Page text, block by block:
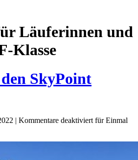
Läuferinnen und
Klasse
SkyPoint
| Kommentare deaktiviert für Einmal